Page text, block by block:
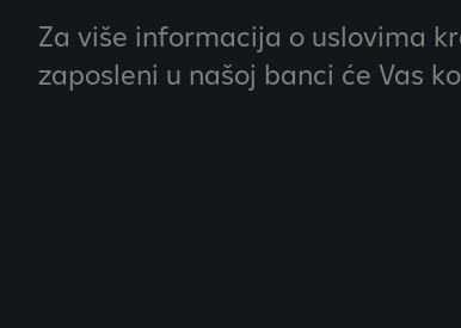
Za više informacija o uslovima
zaposleni u našoj banci će Vas